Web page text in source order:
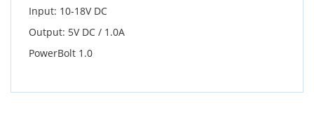
Input: 10-18V DC
Output: 5V DC / 1.0A
PowerBolt 1.0